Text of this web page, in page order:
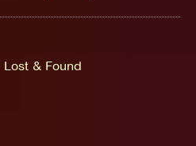
Lost & Found